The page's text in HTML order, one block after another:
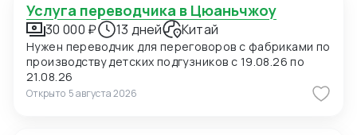
Услуга переводчика в Цюаньчжоу
30 000 ₽ 13 дней Китай
Нужен переводчик для переговоров с фабриками по
производству детских подгузников с 19.08.26 по
21.08.26
Открыто 5 августа 2026